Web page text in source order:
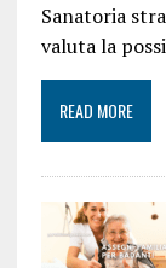
Sanatoria
valuta la
READ MORE